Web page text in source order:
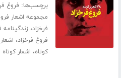
برچسب‌ها: فروغ
مجموعه اشعار
فرخزاد، زندگینامه
فروغ فرخزاد،
کوتاه، اشعار